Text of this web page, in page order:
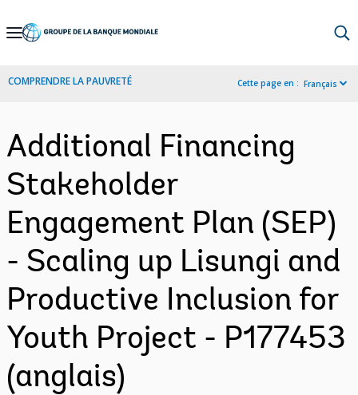
Skip
Navigation
COMPRENDRE LA PAUVRETÉ Cette page en : Français
Additional Financing
Stakeholder
Engagement Plan (SEP)
- Scaling up Lisungi and
Productive Inclusion for
Youth Project - P177453
(anglais)